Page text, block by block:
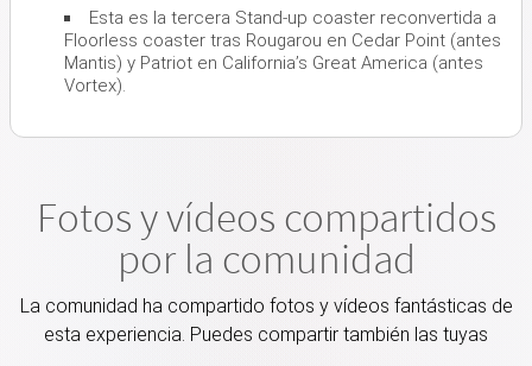
Esta es la tercera Stand-up coaster reconvertida a
Floorless coaster tras Rougarou en Cedar Point (antes
Mantis) y Patriot en California’s Great America (antes
Vortex).
Fotos y vídeos compartidos
por la comunidad
La comunidad ha compartido fotos y vídeos fantásticas de
esta experiencia. Puedes compartir también las tuyas